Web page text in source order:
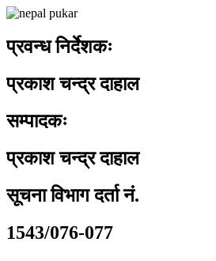
प्रवन्ध निर्देशकः
प्रकाश चन्द्र दाहाल
सम्पादकः
प्रकाश चन्द्र दाहाल
सूचना विभाग दर्ता नं.
1543/076-077